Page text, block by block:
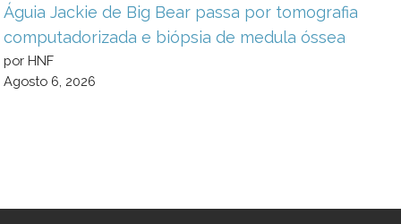
Águia Jackie de Big Bear passa por tomografia
computadorizada e biópsia de medula óssea
por HNF
Agosto 6, 2026